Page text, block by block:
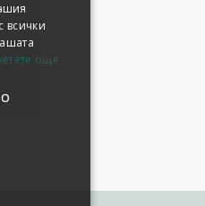
всички
още